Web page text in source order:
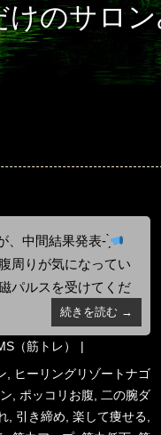
けのサロ
、中間結果発表-
周りが気になってい
パルスを受けてくだ
続きを読む →
（筋トレ）
ヒーリングリゾートナゴ
ポッコリお腹
二の腕ダ
引き締め ,楽して痩せる